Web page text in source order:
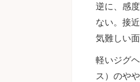
逆に、感
ない。接
気難しい
軽いジグ
ス）のや